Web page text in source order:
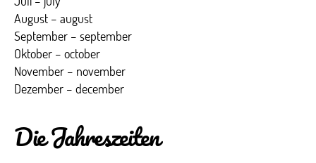
August – august
September – september
Oktober – october
November – november
Dezember – december
Die Jahreszeiten